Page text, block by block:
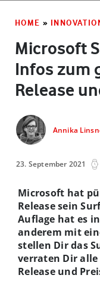
HOME »
Microsoft
Infos zum
Release
Annika
23. September 2021
Microsoft hat
Release sein
Auflage hat es
anderem mit
stellen Dir das
verraten Dir alle
Release und